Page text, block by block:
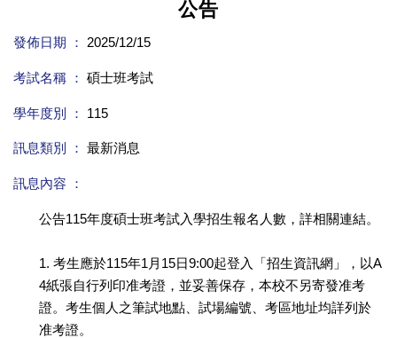
公告
發佈日期 ： 2025/12/15
考試名稱 ： 碩士班考試
學年度別 ： 115
訊息類別 ： 最新消息
訊息內容 ：
公告115年度碩士班考試入學招生報名人數，詳相關連結。
1. 考生應於115年1月15日9:00起登入「招生資訊網」，以A
4紙張自行列印准考證，並妥善保存，本校不另寄發准考
證。考生個人之筆試地點、試場編號、考區地址均詳列於
准考證。